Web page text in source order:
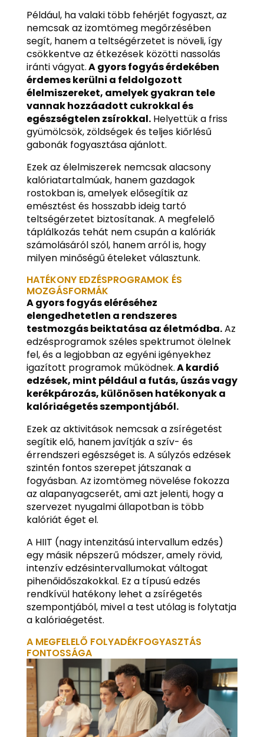
Például, ha valaki több fehérjét fogyaszt, az
nemcsak az izomtömeg megőrzésében
segít, hanem a teltségérzetet is növeli, így
csökkentve az étkezések közötti nassolás
iránti vágyat.A gyors fogyás érdekében
érdemes kerülni a feldolgozott
élelmiszereket, amelyek gyakran tele
vannak hozzáadott cukrokkal és
egészségtelen zsírokkal.Helyettük a friss
gyümölcsök, zöldségek és teljes kiőrlésű
gabonák fogyasztása ajánlott.
Ezek az élelmiszerek nemcsak alacsony
kalóriatartalmúak, hanem gazdagok
rostokban is, amelyek elősegítik az
emésztést és hosszabb ideig tartó
teltségérzetet biztosítanak. A megfelelő
táplálkozás tehát nem csupán a kalóriák
számolásáról szól, hanem arról is, hogy
milyen minőségű ételeket választunk.
HATÉKONY EDZÉSPROGRAMOK ÉS
MOZGÁSFORMÁK
A gyors fogyás eléréséhez
elengedhetetlen a rendszeres
testmozgás beiktatása az életmódba.Az
edzésprogramok széles spektrumot ölelnek
fel, és a legjobban az egyéni igényekhez
igazított programok működnek.A kardió
edzések, mint például a futás, úszás vagy
kerékpározás, különösen hatékonyak a
kalóriaégetés szempontjából.
Ezek az aktivitások nemcsak a zsírégetést
segítik elő, hanem javítják a szív- és
érrendszeri egészséget is. A súlyzós edzések
szintén fontos szerepet játszanak a
fogyásban. Az izomtömeg növelése fokozza
az alapanyagcserét, ami azt jelenti, hogy a
szervezet nyugalmi állapotban is több
kalóriát éget el.
A HIIT (nagy intenzitású intervallum edzés)
egy másik népszerű módszer, amely rövid,
intenzív edzésintervallumokat váltogat
pihenőidőszakokkal. Ez a típusú edzés
rendkívül hatékony lehet a zsírégetés
szempontjából, mivel a test utólag is folytatja
a kalóriaégetést.
A MEGFELELŐ FOLYADÉKFOGYASZTÁS
FONTOSSÁGA